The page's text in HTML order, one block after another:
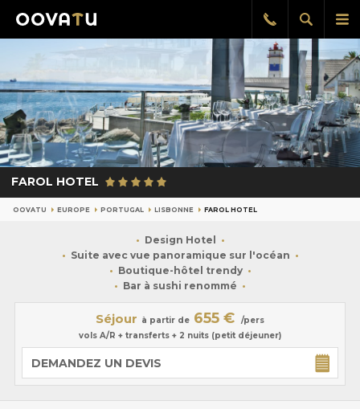
le
Afficher
la
Rappel
gratuit
FAROL HOTEL
OOVATU EUROPE PORTUGAL LISBONNE FAROL HOTEL
Design Hotel
Suite avec vue panoramique sur l'océan
Boutique-hôtel trendy
Bar à sushi renommé
Séjour à partir de 655 €
/pers
vols A/R + transferts + 2 nuits (petit déjeuner)
DEMANDEZ UN DEVIS